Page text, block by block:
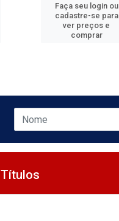
Faça seu login ou
cadastre-se para
ver preços e
comprar
Títulos